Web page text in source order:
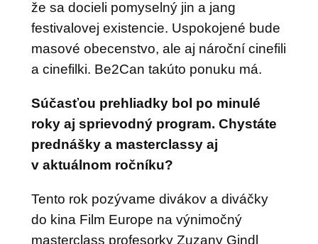
že sa docieli pomyselný jin a jang
festivalovej existencie. Uspokojené bude
masové obecenstvo, ale aj nároční cinefili
a cinefilki. Be2Can takúto ponuku má.
Súčasťou prehliadky bol po minulé
roky aj sprievodný program. Chystáte
prednášky a masterclassy aj
v aktuálnom ročníku?
Tento rok pozývame divákov a diváčky
do kina Film Europe na výnimočný
masterclass profesorky Zuzany Gindl